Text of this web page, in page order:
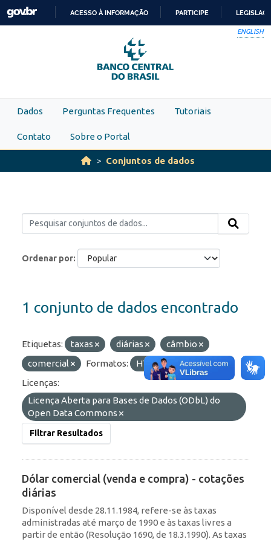
Skip to main content
PARA
O
CONTEÚDO
ACESSO À INFORMAÇÃO PARTICIPE
ENGLISH
Dados Perguntas Frequentes Tutoriais
Contato Sobre o Portal
Conjuntos de dados
Ordenar por
1 conjunto de dados encontrado
Etiquetas: taxas diárias
câmbio
comercial
Formatos: HTML
JSON
Licenças:
Licença Aberta para Bases de Dados (ODbL) do
Open Data Commons
Filtrar Resultados
Dólar comercial (venda e compra) - cotações
diárias
Disponível desde 28.11.1984, refere-se às taxas
administradas até março de 1990 e às taxas livres a
partir de então (Resolução 1690, de 18.3.1990). As taxas